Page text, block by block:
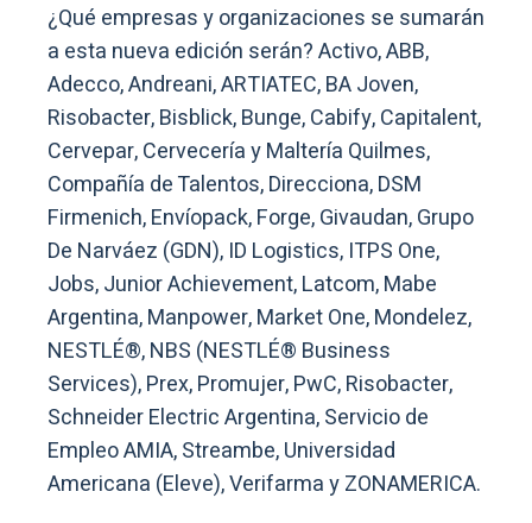
¿Qué empresas y organizaciones se sumarán
a esta nueva edición serán? Activo, ABB,
Adecco, Andreani, ARTIATEC, BA Joven,
Risobacter, Bisblick, Bunge, Cabify, Capitalent,
Cervepar, Cervecería y Maltería Quilmes,
Compañía de Talentos, Direcciona, DSM
Firmenich, Envíopack, Forge, Givaudan, Grupo
De Narváez (GDN), ID Logistics, ITPS One,
Jobs, Junior Achievement, Latcom, Mabe
Argentina, Manpower, Market One, Mondelez,
NESTLÉ®, NBS (NESTLÉ® Business
Services), Prex, Promujer, PwC, Risobacter,
Schneider Electric Argentina, Servicio de
Empleo AMIA, Streambe, Universidad
Americana (Eleve), Verifarma y ZONAMERICA.